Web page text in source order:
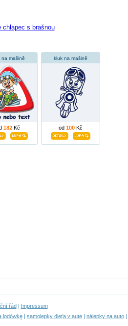
chlapec s brašnou
na mašině
182Kč
kluk na mašině
od 100Kč
řád| Impressum
lodówkę| samolepky dieťa v aute| nálepky na auto|